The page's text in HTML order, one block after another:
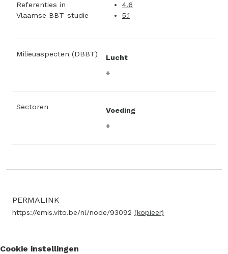
Referenties in
Vlaamse BBT-studie
4.6
5.1
Milieuaspecten (DBBT) Lucht
Sectoren Voeding
PERMALINK
https://emis.vito.be/nl/node/93092 (kopieer)
Cookie instellingen